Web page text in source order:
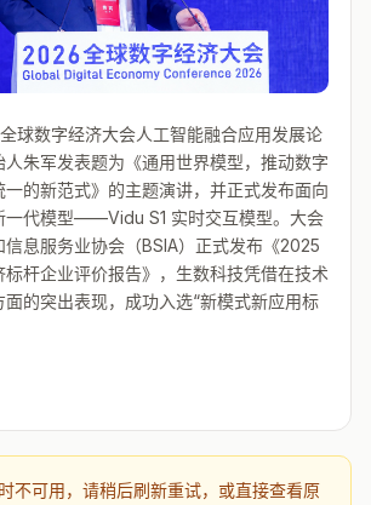
球数字经济大会人工智能融合应用发展论
朱军发表题为《通用世界模型，推动数字
的新范式》的主题演讲，并正式发布面向
一代模型——Vidu S1 实时交互模型。大会
息服务业协会（BSIA）正式发布《2025
杆企业评价报告》，生数科技凭借在技术
的突出表现，成功入选“新模式新应用标
不可用，请稍后刷新重试，或直接查看原